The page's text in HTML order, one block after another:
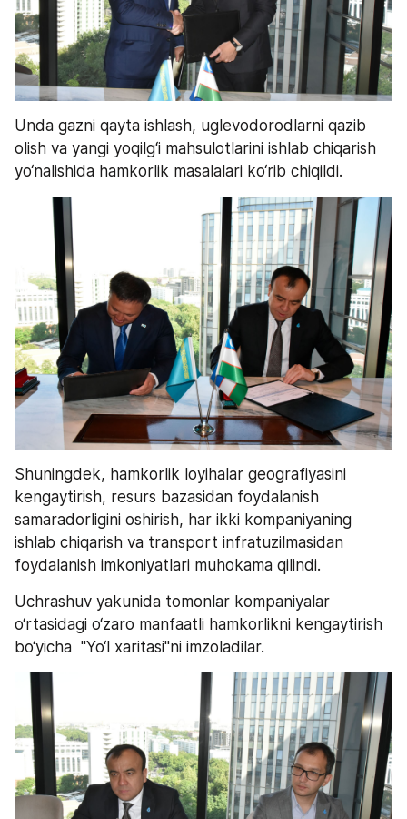
Unda gazni qayta ishlash, uglevodorodlarni qazib
olish va yangi yoqilg‘i mahsulotlarini ishlab chiqarish
yo‘nalishida hamkorlik masalalari ko‘rib chiqildi.
Shuningdek, hamkorlik loyihalar geografiyasini
kengaytirish, resurs bazasidan foydalanish
samaradorligini oshirish, har ikki kompaniyaning
ishlab chiqarish va transport infratuzilmasidan
foydalanish imkoniyatlari muhokama qilindi.
Uchrashuv yakunida tomonlar kompaniyalar
o‘rtasidagi o‘zaro manfaatli hamkorlikni kengaytirish
bo‘yicha  "Yo‘l xaritasi"ni imzoladilar.